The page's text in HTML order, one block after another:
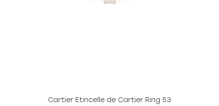
Cartier Etincelle de Cartier Ring 53